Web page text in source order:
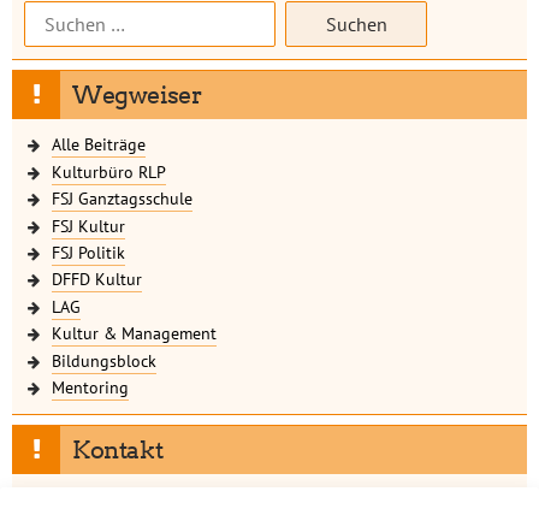
Suchen
nach:
Wegweiser
Alle Beiträge
Kulturbüro RLP
FSJ Ganztagsschule
FSJ Kultur
FSJ Politik
DFFD Kultur
LAG
Kultur & Management
Bildungsblock
Mentoring
Kontakt